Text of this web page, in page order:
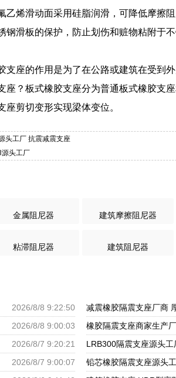
烯滑动面采用硅脂润滑，可降低摩擦阻
钢滑板的保护，防止划伤和赃物粘附于
座的作用是为了在公路或建筑在受到
座？板式橡胶支座分为普通板式橡胶支
剪切变形实现梁体变位。
头工厂 抗震减震支座
头工厂
金属阻尼器 建筑摩擦阻尼器
粘滞阻尼器 建筑阻尼器
2026/8/8 9:22:50
2026/8/8 9:00:03
2026/8/7 9:20:21
2026/8/7 9:00:07